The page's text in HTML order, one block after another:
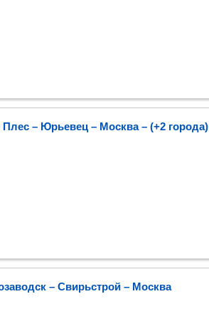
– Юрьевец – Москва– (+2 города)
– Свирьстрой – Москва